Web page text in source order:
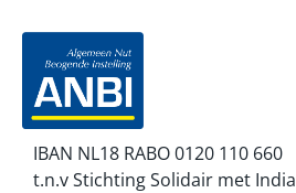
IBAN NL18 RABO 0120 110 660
t.n.v Stichting Solidair met India